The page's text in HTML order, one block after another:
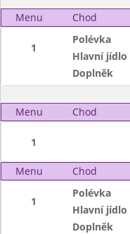
Menu Chod
1
Polévka
Hlavní jídlo
Doplněk
Menu Chod
1
Menu Chod
1
Polévka
Hlavní jídlo
Doplněk